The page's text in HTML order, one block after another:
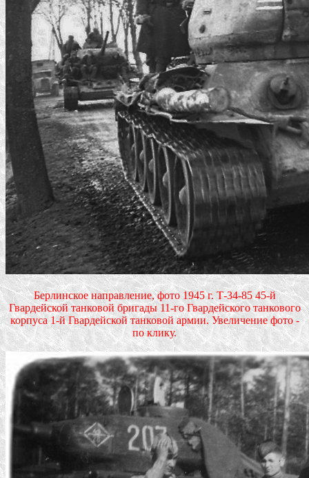
Берлинское направление, фото 1945 г. Т-34-85 45-й
Гвардейской танковой бригады 11-го Гвардейского танкового
корпуса 1-й Гвардейской танковой армии. Увеличение фото -
по клику.